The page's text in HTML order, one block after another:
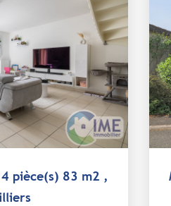
pièce(s) 83 m2 ,